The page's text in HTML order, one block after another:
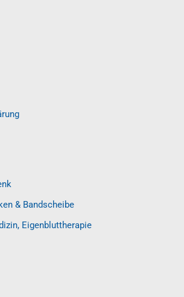
& Bandscheibe
Eigenbluttherapie